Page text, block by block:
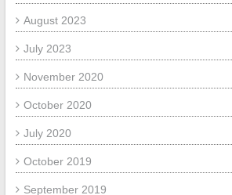
August 2023
July 2023
November 2020
October 2020
July 2020
October 2019
September 2019